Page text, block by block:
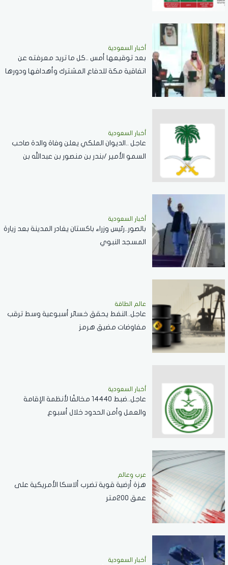
أخبار السعودية
بعد توقيعها أمس ..كل ما تريد معرفته عن
اتفاقية مكة للدفاع المشترك وأهدافها ودورها
أخبار السعودية
عاجل ..الديوان الملكي يعلن وفاة والدة صاحب
السمو الأمير /بندر بن منصور بن عبدالله بن
أخبار السعودية
بالصور..رئيس وزراء باكستان يغادر المدينة بعد زيارة
المسجد النبوي
عالم الطاقة
عاجل..النفط يحقق خسائر أسبوعية وسط ترقب
مفاوضات مضيق هرمز
أخبار السعودية
عاجل..ضبط 14440 مخالفًا لأنظمة الإقامة
والعمل وأمن الحدود خلال أسبوع
عرب وعالم
هزة أرضية قوية تضرب ألاسكا الأمريكية على
عمق 200متر
أخبار السعودية